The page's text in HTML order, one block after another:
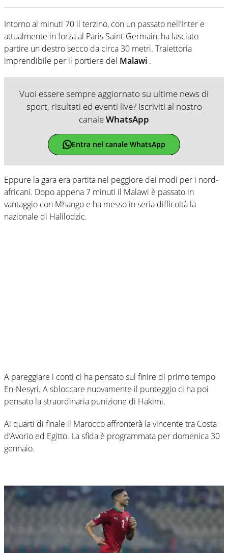
Intorno al minuti 70 il terzino, con un passato nell’Inter e
attualmente in forza al Paris Saint-Germain, ha lasciato
partire un destro secco da circa 30 metri. Traiettoria
imprendibile per il portiere del Malawi .
Vuoi essere sempre aggiornato su ultime news di
sport, risultati ed eventi live? Iscriviti al nostro
canaleWhatsApp
Entra nel canale WhatsApp
Eppure la gara era partita nel peggiore dei modi per i nord-
africani. Dopo appena 7 minuti il Malawi è passato in
vantaggio con Mhango e ha messo in seria difficoltà la
nazionale di Halilodzic.
A pareggiare i conti ci ha pensato sul finire di primo tempo
En-Nesyri. A sbloccare nuovamente il punteggio ci ha poi
pensato la straordinaria punizione di Hakimi.
Ai quarti di finale il Marocco affronterà la vincente tra Costa
d’Avorio ed Egitto. La sfida è programmata per domenica 30
gennaio.